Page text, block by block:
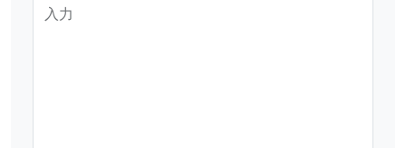
入力